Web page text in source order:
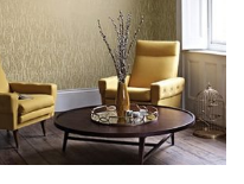
biti
izabrane
na
stranici
proizvoda.